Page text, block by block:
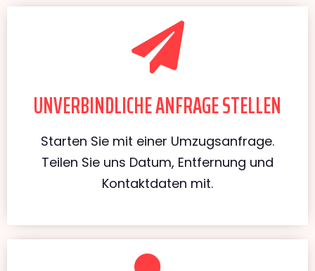
UNVERBINDLICHE ANFRAGE STELLEN
Starten Sie mit einer Umzugsanfrage.
Teilen Sie uns Datum, Entfernung und
Kontaktdaten mit.